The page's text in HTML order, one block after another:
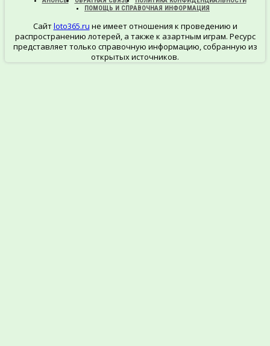
ПОМОЩЬ И СПРАВОЧНАЯ ИНФОРМАЦИЯ
Сайтloto365.ru не имеет отношения к проведению и
распространению лотерей, а также к азартным играм. Ресурс
представляет только справочную информацию, собранную из
открытых источников.